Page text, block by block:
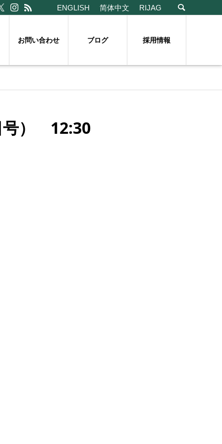
ENGLISH 简体中文 RIJAG
お問い合わせ ブログ 採用情報
号） 12:30